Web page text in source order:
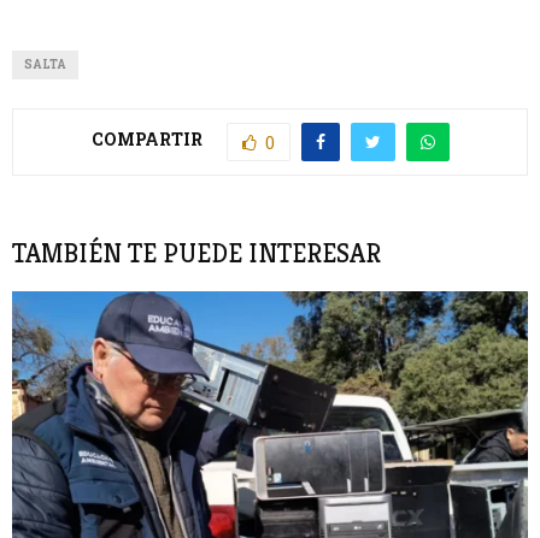
SALTA
COMPARTIR 0
TAMBIÉN TE PUEDE INTERESAR